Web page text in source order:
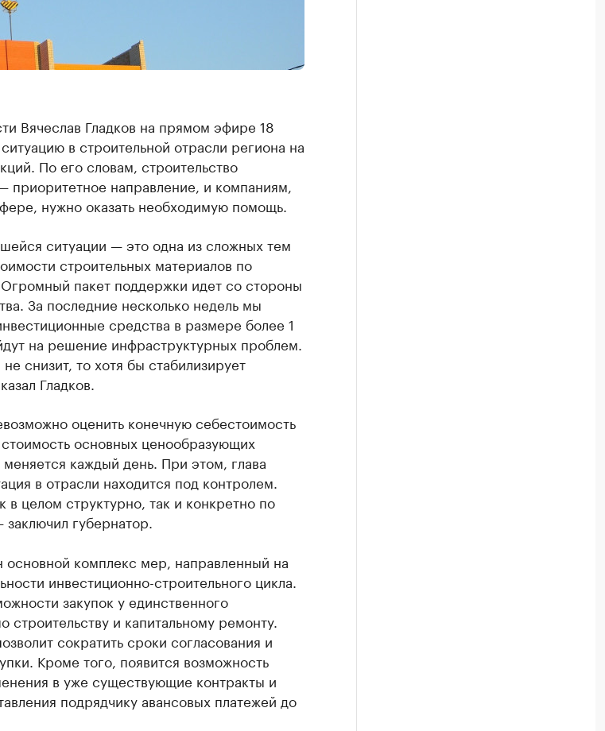
Вячеслав Гладков на прямом эфире 18
в строительной отрасли региона на
По его словам, строительство
приоритетное направление, и компаниям,
нужно оказать необходимую помощь.
ситуации — это одна из сложных тем
строительных материалов по
пакет поддержки идет со стороны
За последние несколько недель мы
средства в размере более 1
на решение инфраструктурных проблем.
снизит, то хотя бы стабилизирует
Гладков.
оценить конечную себестоимость
стоимость основных ценообразующих
каждый день. При этом, глава
в отрасли находится под контролем.
целом структурно, так и конкретно по
губернатор.
основной комплекс мер, направленный на
инвестиционно-строительного цикла.
закупок у единственного
и капитальному ремонту.
сократить сроки согласования и
Кроме того, появится возможность
в уже существующие контракты и
подрядчику авансовых платежей до